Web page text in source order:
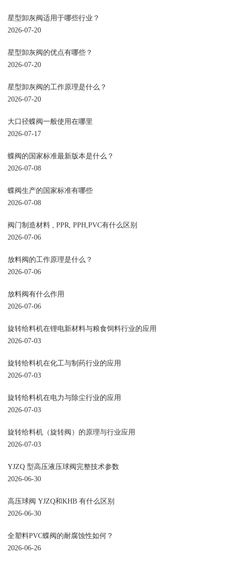
星型卸灰阀适用于哪些行业？
2026-07-20
星型卸灰阀的优点有哪些？
2026-07-20
星型卸灰阀的工作原理是什么？
2026-07-20
大口径蝶阀一般使用在哪里
2026-07-17
蝶阀的国家标准最新版本是什么？
2026-07-08
蝶阀生产的国家标准有哪些
2026-07-08
阀门制造材料 , PPR, PPH,PVC有什么区别
2026-07-06
放料阀的工作原理是什么？
2026-07-06
放料阀有什么作用
2026-07-06
旋转给料机在锂电新材料与粮食饲料行业的应用
2026-07-03
旋转给料机在化工与制药行业的应用
2026-07-03
旋转给料机在电力与除尘行业的应用
2026-07-03
旋转给料机（旋转阀）的原理与行业应用
2026-07-03
YJZQ 型高压液压球阀完整技术参数
2026-06-30
高压球阀 YJZQ和KHB 有什么区别
2026-06-30
全塑料PVC蝶阀的耐腐蚀性如何？
2026-06-26